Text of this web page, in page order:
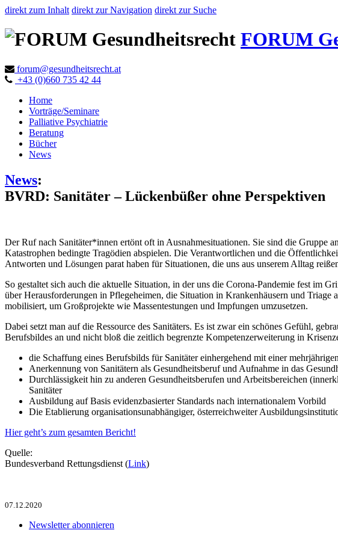
direkt zum Inhalt direkt zur Navigation direkt zur Suche
FORUM
forum@gesundheitsrecht.at
+43 (0)660 735 42 44
Home
Vorträge/Seminare
Palliative Psychiatrie
Beratung
Bücher
News
News:
BVRD: Sanitäter – Lückenbüßer ohne Perspektiven
Der Ruf nach Sanitäter*innen ertönt oft in Ausnahmesituationen. Sie sind die Gruppe
Katastrophen bedingte Tragödien abspielen. Die Verantwortlichen und die
Antworten und Lösungen parat haben für Situationen, die uns aus unserem Alltag
So gestaltet sich auch die aktuelle Situation, in der uns die Corona-Pandemie fest im
über Herausforderungen in Pflegeheimen, die Situation in Krankenhäusern und
mobilisiert, um Großprojekte wie Massentestungen und Impfungen umzusetzen.
Dabei setzt man auf die Ressource des Sanitäters. Es ist zwar ein schönes Gefühl,
Berufsbildes an und nicht bloß die zeitlich begrenzte Kompetenzerweiterung in
die Schaffung eines Berufsbilds für Sanitäter einhergehend mit einer
Anerkennung von Sanitätern als Gesundheitsberuf und Aufnahme in das
Durchlässigkeit hin zu anderen Gesundheitsberufen und Arbeitsbereichen
Sanitäter
Ausbildung auf Basis evidenzbasierter Standards nach internationalem Vorbild
Die Etablierung organisationsunabhängiger, österreichweiter
Hier geht’s zum gesamten Bericht!
Quelle:
Bundesverband Rettungsdienst (Link)
07.12.2020
Newsletter abonnieren